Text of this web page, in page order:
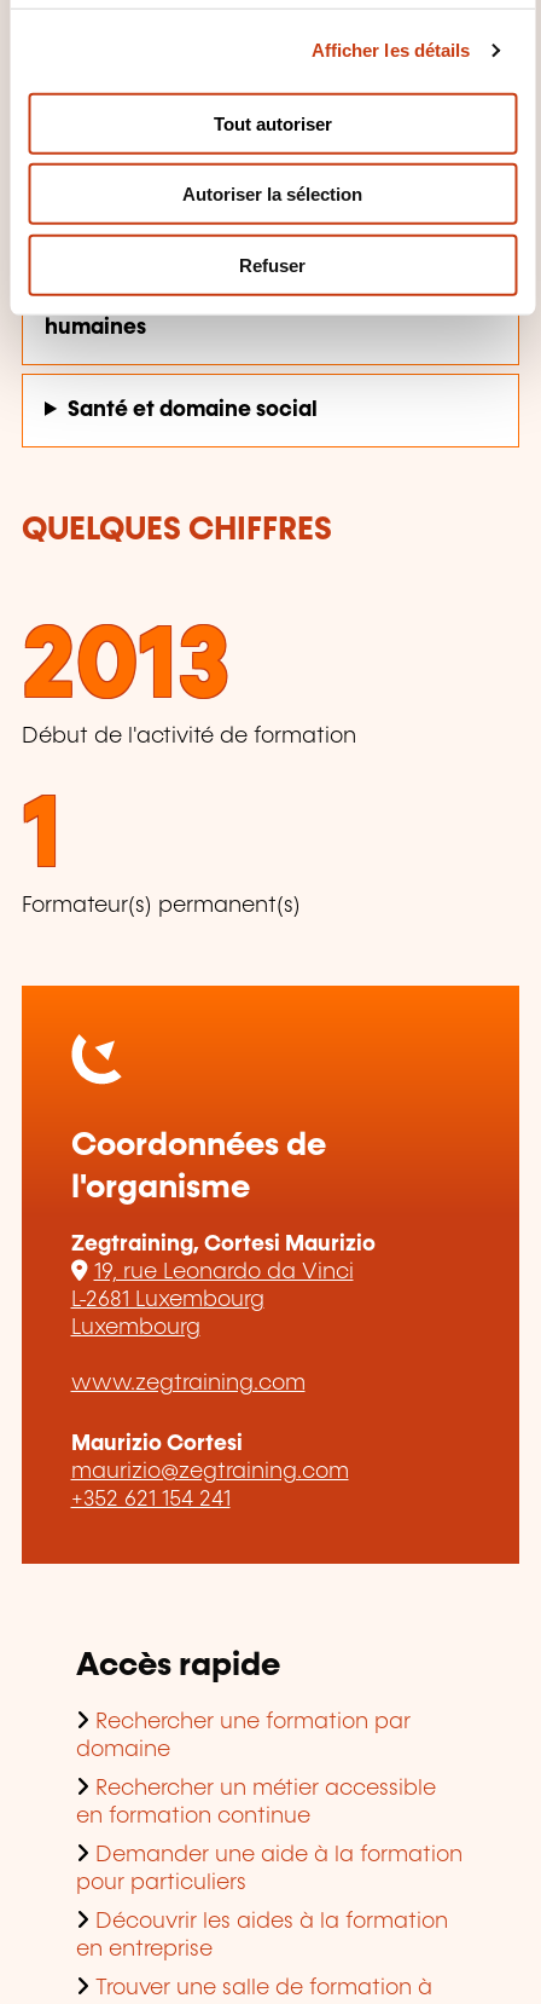
n
Afficher les détails
Tout autoriser
Autoriser la sélection
Refuser
DOMAINES DE FORMATION
Développement personnel et
professionnel
Gestion d’entreprise, Ressources
humaines
Santé et domaine social
QUELQUES CHIFFRES
2013
Début de l'activité de formation
1
Formateur(s) permanent(s)
Coordonnées de
l'organisme
Zegtraining, Cortesi Maurizio
19, rue Leonardo da Vinci
L-2681 Luxembourg
Luxembourg
www.zegtraining.com
Maurizio Cortesi
maurizio@zegtraining.com
+352 621 154 241
Accès rapide
Rechercher une formation par
domaine
Rechercher un métier accessible
en formation continue
Demander une aide à la formation
pour particuliers
Découvrir les aides à la formation
en entreprise
Trouver une salle de formation à